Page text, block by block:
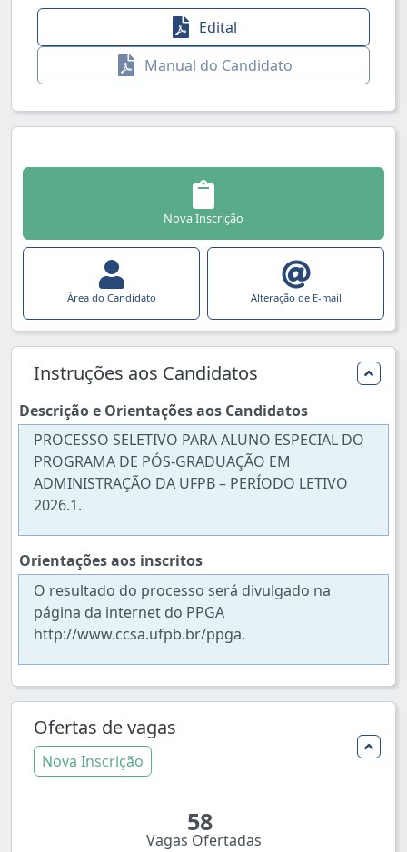
Edital
Manual do Candidato
Nova Inscrição
Área do Candidato Alteração de E-mail
Instruções aos Candidatos
Descrição e Orientações aos Candidatos
PROCESSO SELETIVO PARA ALUNO ESPECIAL DO
PROGRAMA DE PÓS-GRADUAÇÃO EM
ADMINISTRAÇÃO DA UFPB – PERÍODO LETIVO
2026.1.
Orientações aos inscritos
O resultado do processo será divulgado na
página da internet do PPGA
http://www.ccsa.ufpb.br/ppga.
Ofertas de vagas
Nova Inscrição
Vagas Ofertadas
58